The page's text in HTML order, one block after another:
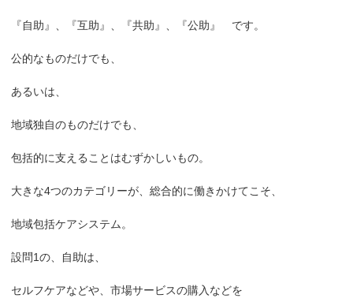
『自助』、『互助』、『共助』、『公助』 です。
公的なものだけでも、
あるいは、
地域独自のものだけでも、
包括的に支えることはむずかしいもの。
大きな4つのカテゴリーが、総合的に働きかけてこそ、
地域包括ケアシステム。
設問1の、自助は、
セルフケアなどや、市場サービスの購入などを